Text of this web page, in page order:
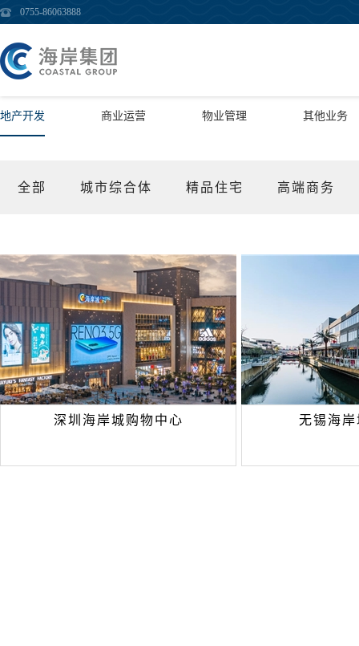
0755-86063888
地产开发 商业运营 物业管理 其他业务
全部 城市综合体 精品住宅 高端商务
深圳海岸城购物中心 无锡海岸